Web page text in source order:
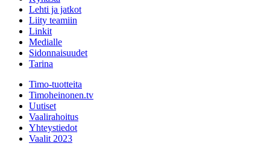
Lehti ja jatkot
Liity teamiin
Linkit
Medialle
Sidonnaisuudet
Tarina
Timo-tuotteita
Timoheinonen.tv
Uutiset
Vaalirahoitus
Yhteystiedot
Vaalit 2023